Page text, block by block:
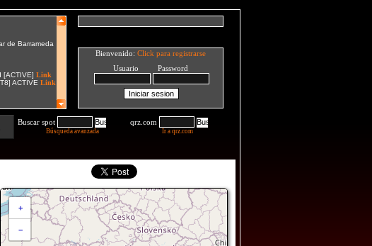
Bienvenido: Click para registrarse
Usuario Password
Buscar spot
Búsqueda avanzada
qrz.com
Ir a qrz.com
+
−